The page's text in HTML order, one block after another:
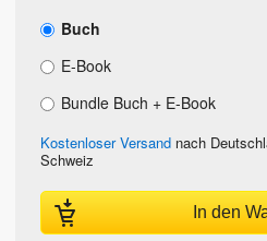
Buch
E-Book
Bundle Buch + E-Book
Kostenloser Versand nach
Schweiz
In den